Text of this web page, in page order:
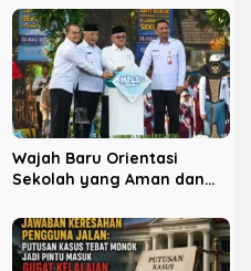
Wajah Baru Orientasi
Sekolah yang Aman dan